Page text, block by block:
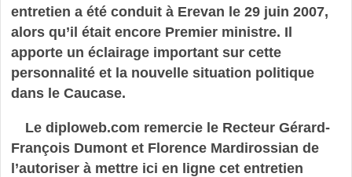
entretien a été conduit à Erevan le 29 juin 2007,
alors qu’il était encore Premier ministre. Il
apporte un éclairage important sur cette
personnalité et la nouvelle situation politique
dans le Caucase.
Le diploweb.com remercie le Recteur Gérard-
François Dumont et Florence Mardirossian de
l’autoriser à mettre ici en ligne cet entretien